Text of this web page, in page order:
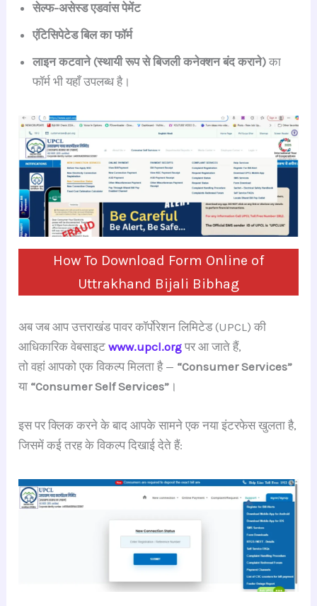
सेल्फ-असेस्ड एडवांस पेमेंट
एंटिसिपेटेड बिल का फॉर्म
लाइन कटवाने (स्थायी रूप से बिजली कनेक्शन बंद कराने) का
फॉर्म भी यहाँ उपलब्ध है।
How To Download Form Online of
Uttrakhand Bijali Bibhag
अब जब आप उत्तराखंड पावर कॉर्पोरेशन लिमिटेड (UPCL) की
आधिकारिक वेबसाइटwww.upcl.org पर आ जाते हैं,
तो वहां आपको एक विकल्प मिलता है — “Consumer Services”
या “Consumer Self Services” ।
इस पर क्लिक करने के बाद आपके सामने एक नया इंटरफेस खुलता है,
जिसमें कई तरह के विकल्प दिखाई देते हैं: